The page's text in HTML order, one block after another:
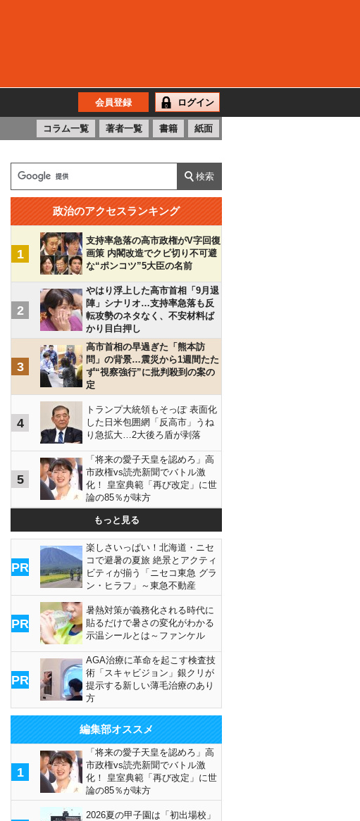
会員登録 ログイン
コラム一覧 著者一覧 書籍 紙面
政治のアクセスランキング
1
支持率急落の高市政権がV字回復
画策 内閣改造でクビ切り不可避
な“ポンコツ”5大臣の名前
2
やはり浮上した高市首相「9月退
陣」シナリオ…支持率急落も反
転攻勢のネタなく、不安材料ば
かり目白押し
3
高市首相の早過ぎた「熊本訪
問」の背景…震災から1週間たた
ず“視察強行”に批判殺到の案の
定
4
トランプ大統領もそっぽ 表面化
した日米包囲網「反高市」うね
り急拡大…2大後ろ盾が剥落
5
「将来の愛子天皇を認めろ」高
市政権vs読売新聞でバトル激
化！ 皇室典範「再び改定」に世
論の85％が味方
もっと見る
PR
楽しさいっぱい！北海道・ニセ
コで避暑の夏旅 絶景とアクティ
ビティが揃う「ニセコ東急 グラ
ン・ヒラフ」～東急不動産
PR
暑熱対策が義務化される時代に
貼るだけで暑さの変化がわかる
示温シールとは～ファンケル
PR
AGA治療に革命を起こす検査技
術「スキャビジョン」銀クリが
提示する新しい薄毛治療のあり
方
編集部オススメ
1
「将来の愛子天皇を認めろ」高
市政権vs読売新聞でバトル激
化！ 皇室典範「再び改定」に世
論の85％が味方
2026夏の甲子園は「初出場校」